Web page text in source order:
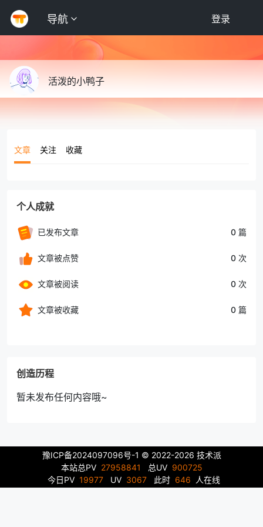
导航 登录
活泼的小鸭子
文章 关注 收藏
个人成就
已发布文章 0 篇
文章被点赞 0 次
文章被阅读 0 次
文章被收藏 0 篇
创造历程
暂未发布任何内容哦~
豫ICP备2024097096号-1 © 2022-2026 技术派
本站总PV 27958841 总UV 900725
今日PV 19977 UV 3067 此时 646 人在线